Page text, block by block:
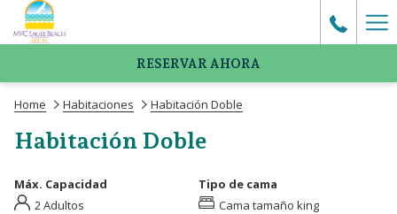
RESERVAR AHORA
Home Habitaciones Habitación Doble
Habitación Doble
Máx. Capacidad
2 Adultos
Tipo de cama
Cama tamaño king